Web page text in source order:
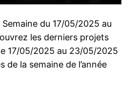
du 17/05/2025 au
les derniers projets
17/05/2025 au 23/05/2025
de la semaine de l’année